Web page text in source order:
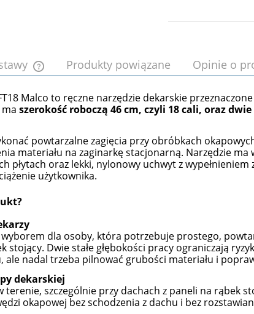
Cena nie zawiera ewentualnych kosztów
płatności
Produkty powiązane Opinie o
Malco to ręczne narzędzie dekarskie
szerokość roboczą 46 cm, czyli 18 cali, oraz
powtarzalne zagięcia przy obróbkach
materiału na zaginarkę stacjonarną. Narzędzie ma
płytach oraz lekki, nylonowy uchwyt z wypełnieniem
użytkownika.
wyborem dla osoby, która potrzebuje prostego,
stojący. Dwie stałe głębokości pracy ograniczają
ale nadal trzeba pilnować grubości materiału i
dekarskiej
terenie, szczególnie przy dachach z paneli na rąbek
okapowej bez schodzenia z dachu i bez